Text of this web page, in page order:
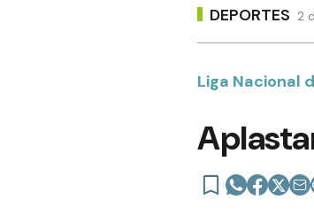
DEPORTES 2
Liga Nacional